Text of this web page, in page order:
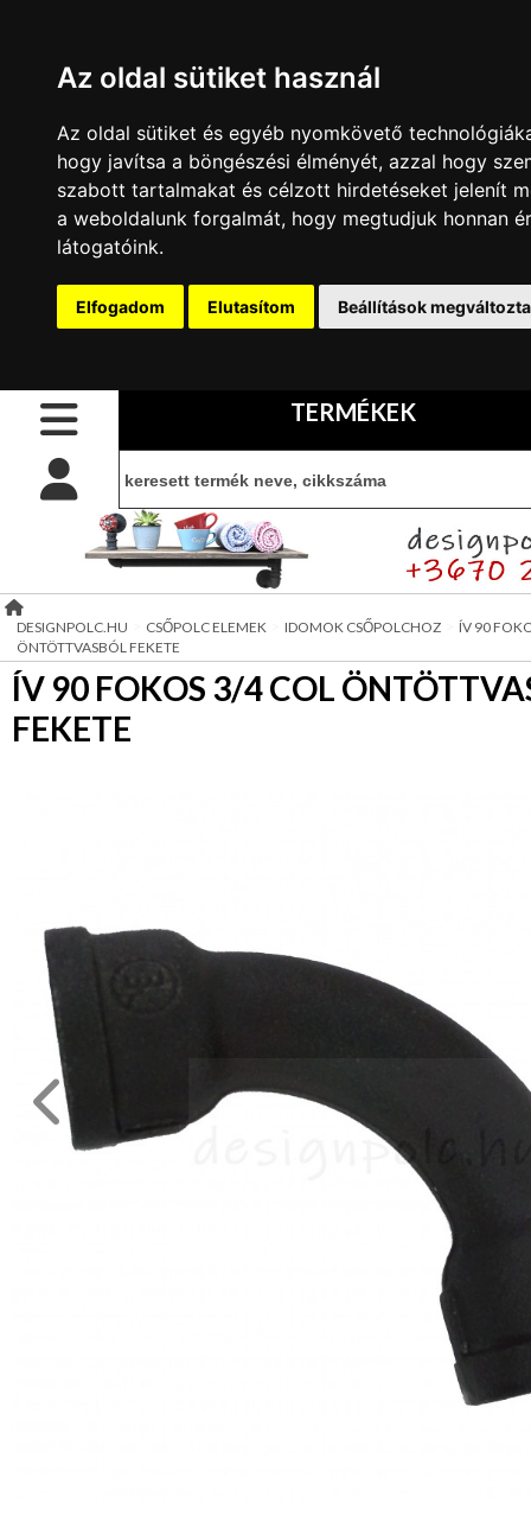
Az oldal sütiket használ
Az oldal sütiket és egyéb nyomkövető
hogy javítsa a böngészési élményét, azzal hogy
szabott tartalmakat és célzott hirdetéseket jelenít
a weboldalunk forgalmát, hogy megtudjuk honnan
látogatóink.
Elfogadom Elutasítom Beállítások
BELÉPÉS
Kezdőoldal
Kapcsolat
feltételek
CIB
kártyás
fizetés
Ötletek
TERMÉKEK
CSŐPOLC
ELEMEK
IDOMOK
CSŐPOLCHOZ
CSÖVEK
POLCHOZ
POLCLAP
KIEGÉSZÍTŐK
POLC
KIEGÉSZÍTŐK
FÜDŐSZOBA
KIEGÉSZÍTŐK
MOBIL
belépés
regisztráció
információ
DESIGNPOLC.HU CSŐPOLC ELEMEK IDOMOK CSŐPOLCHOZ
ÍV 90
ÖNTÖTTVASBÓL FEKETE
ÍV 90 FOKOS 3/4 COL
FEKETE